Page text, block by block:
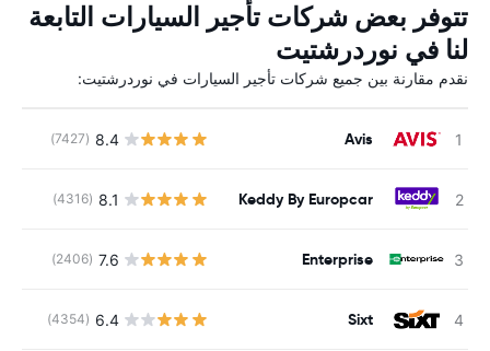
تتوفر بعض شركات تأجير السيارات التابعة
لنا في نوردرشتيت
نقدم مقارنة بين جميع شركات تأجير السيارات في نوردرشتيت:
Avis
8.4
(7427)
Keddy By Europcar
8.1
(4316)
Enterprise
7.6
(2406)
Sixt
6.4
(4354)